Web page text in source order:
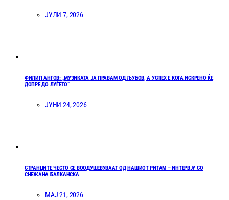
ЈУЛИ 7, 2026
ФИЛИП АНГОВ: „МУЗИКАТА ЈА ПРАВАМ ОД ЉУБОВ, А УСПЕХ Е КОГА ИСКРЕНО ЌЕ
ДОПРЕ ДО ЛУЃЕТО“
ЈУНИ 24, 2026
СТРАНЦИТЕ ЧЕСТО СЕ ВООДУШЕВУВААТ ОД НАШИОТ РИТАМ – ИНТЕРВЈУ СО
СНЕЖАНА БАЛКАНСКА
МАЈ 21, 2026